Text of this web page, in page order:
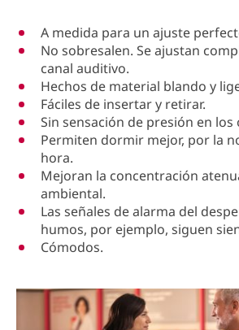
A medida para un ajuste
No sobresalen. Se ajustan
canal auditivo.
Hechos de material blando y
Fáciles de insertar y retirar.
Sin sensación de presión en los
Permiten dormir mejor, por la
hora.
Mejoran la concentración
ambiental.
Las señales de alarma del
humos, por ejemplo, siguen
Cómodos.